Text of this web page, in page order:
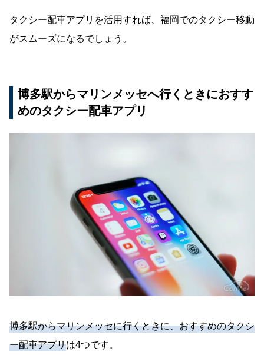
タクシー配車アプリを活用すれば、福岡でのタクシー移動
がスムーズになるでしょう。
博多駅からマリンメッセへ行くときにおすす
めのタクシー配車アプリ
博多駅からマリンメッセに行くときに、おすすめのタクシ
ー配車アプリは4つです。